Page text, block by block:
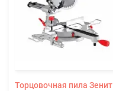
Торцовочная пила Зенит